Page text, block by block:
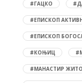
#ГАЦКО
#ЕПИСКОП
#ЕПИСКОП
#КОЊИЦ
#МАНАСТИР